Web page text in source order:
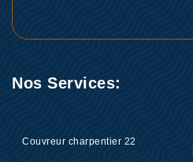
Nos Services:
Couvreur charpentier 22